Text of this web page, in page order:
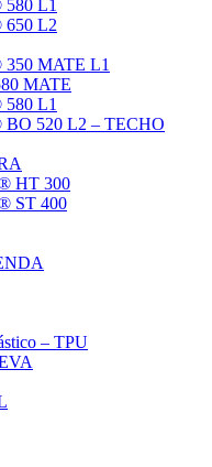
L1
L2
MATE L1
MATE
L1
520 L2 – TECHO
HT 300
ST 400
– TPU